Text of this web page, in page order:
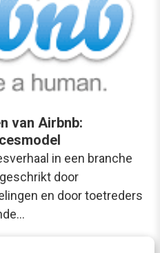
van Airbnb:
in een branche
door
en door toetreders